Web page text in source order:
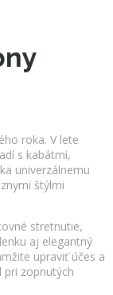
roka. V lete
s kabátmi,
univerzálnemu
štýlmi
stretnutie,
aj elegantný
upraviť účes a
pri zopnutých